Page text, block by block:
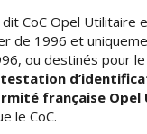
CoC Opel Utilitaire
de 1996 et
ou destinés pour
française Opel
le CoC.